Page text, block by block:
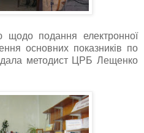
щодо подання електронної
основних показників по
методист ЦРБ Лещенко